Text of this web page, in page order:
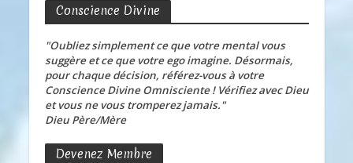
Conscience Divine
"Oubliez simplement ce que votre mental vous
suggère et ce que votre ego imagine. Désormais,
pour chaque décision, référez-vous à votre
Conscience Divine Omnisciente ! Vérifiez avec Dieu
et vous ne vous tromperez jamais."
Dieu Père/Mère
Devenez Membre